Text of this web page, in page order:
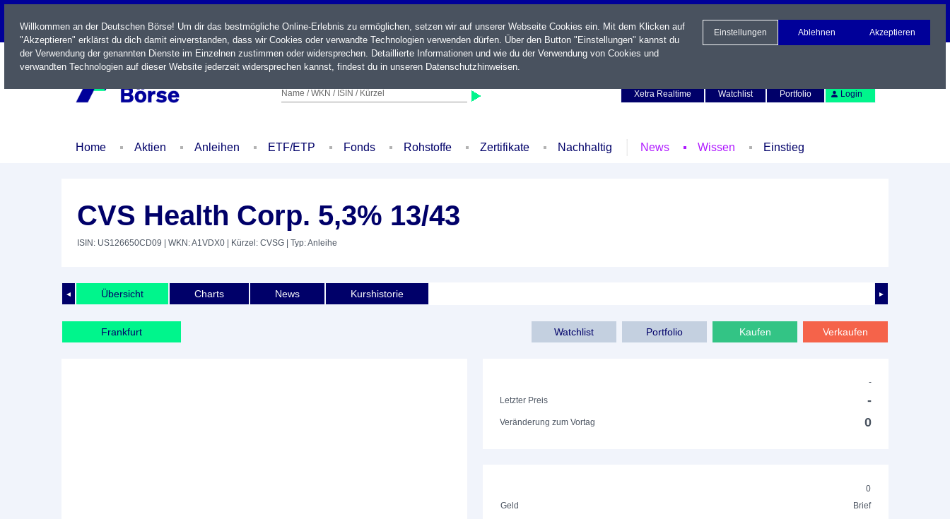
LIVE
Name / WKN / ISIN / Kürzel
Xetra Realtime
Watchlist Portfolio Login
Home Aktien Anleihen ETF/ETP Fonds Rohstoffe Zertifikate Nachhaltig News Wissen Einstieg
CVS Health Corp. 5,3% 13/43
ISIN: US126650CD09 | WKN: A1VDX0 | Kürzel: CVSG | Typ: Anleihe
◄ ►
Übersicht Charts News Kurshistorie
Frankfurt Verkaufen
Kaufen
Portfolio
Watchlist
-
Letzter Preis
-
Veränderung zum Vortag 0
0
Geld
Brief
Willkommen an der Deutschen Börse! Um dir das bestmögliche Online-Erlebnis zu ermöglichen, setzen wir auf unserer Webseite Cookies ein. Mit dem Klicken auf
"Akzeptieren" erklärst du dich damit einverstanden, dass wir Cookies oder verwandte Technologien verwenden dürfen. Über den Button "Einstellungen" kannst du
der Verwendung der genannten Dienste im Einzelnen zustimmen oder widersprechen. Detaillierte Informationen und wie du der Verwendung von Cookies und
verwandten Technologien auf dieser Website jederzeit widersprechen kannst, findest du in unseren Datenschutzhinweisen.
Einstellungen Ablehnen Akzeptieren